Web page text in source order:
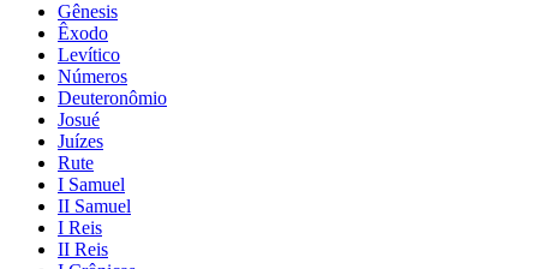
Gênesis
Êxodo
Levítico
Números
Deuteronômio
Josué
Juízes
Rute
I Samuel
II Samuel
I Reis
II Reis